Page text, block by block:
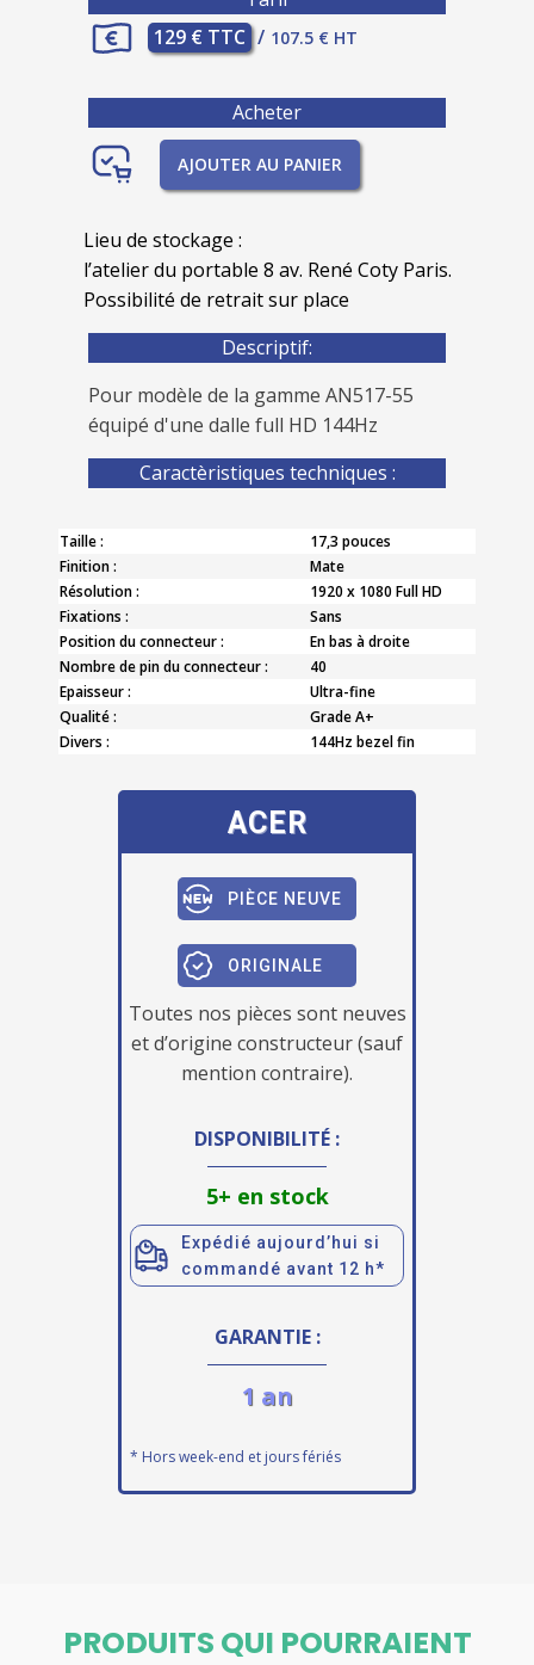
129 € TTC / 107.5 € HT
Acheter
AJOUTER AU PANIER
Lieu de stockage :
l’atelier du portable 8 av. René Coty Paris.
Possibilité de retrait sur place
Descriptif:
Pour modèle de la gamme AN517-55
équipé d'une dalle full HD 144Hz
Caractèristiques techniques :
Taille :
17,3 pouces
Finition :
Mate
Résolution :
1920 x 1080 Full HD
Fixations :
Sans
Position du connecteur :
En bas à droite
Nombre de pin du connecteur :
40
Epaisseur :
Ultra-fine
Qualité :
Grade A+
Divers :
144Hz bezel fin
ACER
PIÈCE NEUVE
ORIGINALE
Toutes nos pièces sont neuves
et d’origine constructeur (sauf
mention contraire).
DISPONIBILITÉ :
5+ en stock
Expédié aujourd’hui si
commandé avant 12 h*
GARANTIE :
1 an
* Hors week-end et jours fériés
PRODUITS QUI POURRAIENT